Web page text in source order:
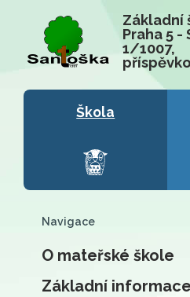
Základní
Praha 5 -
1/1007,
Škola
Navigace
O mateřské škole
Základní